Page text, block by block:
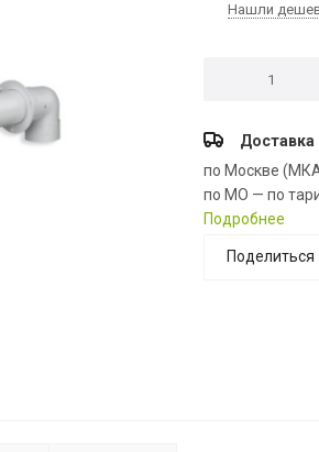
Нашли
Доставка
по Москве
по МО — по
Подробнее
Поделиться